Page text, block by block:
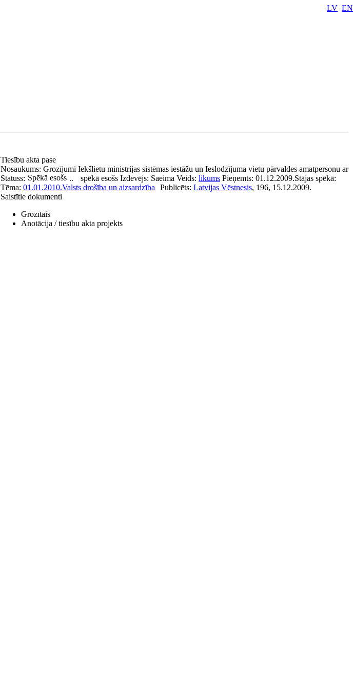
LV EN
Tiesību akta pase
Nosaukums: Grozījumi Iekšlietu ministrijas sistēmas iestāžu un Ieslodzījuma vietu pārvaldes amatpersonu ar
..
Statuss: Spēkā esošs spēkā esošs Izdevējs: Saeima Veids: likums Pieņemts: 01.12.2009.Stājas spēkā:
01.01.2010.
Tēma: Valsts drošība un aizsardzība Publicēts: Latvijas Vēstnesis, 196, 15.12.2009.
Saistītie dokumenti
Grozītais
Anotācija / tiesību akta projekts